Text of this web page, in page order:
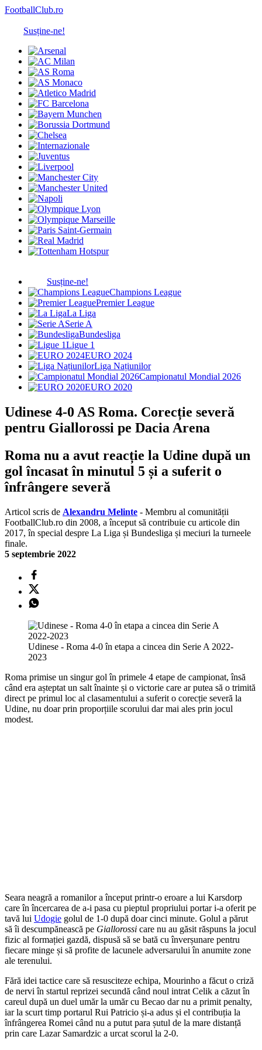
FootballClub.ro
Susține-ne!
Susține-ne!
Champions League
Premier League
La Liga
Serie A
Bundesliga
Ligue 1
EURO 2024
Liga Națiunilor
Campionatul Mondial 2026
EURO 2020
Udinese 4-0 AS Roma. Corecție severă
pentru Giallorossi pe Dacia Arena
Roma nu a avut reacție la Udine după un
gol încasat în minutul 5 și a suferit o
înfrângere severă
Articol scris de Alexandru Melinte - Membru al comunității
FootballClub.ro din 2008, a început să contribuie cu articole din
2017, în special despre La Liga și Bundesliga și meciuri la turneele
finale.
5 septembrie 2022
Udinese - Roma 4-0 în etapa a cincea din Serie A 2022-
2023
Roma primise un singur gol în primele 4 etape de campionat, însă
când era așteptat un salt înainte și o victorie care ar putea să o trimită
direct pe primul loc al clasamentului a suferit o corecție severă la
Udine, nu doar prin proporțiile scorului dar mai ales prin jocul
modest.
Seara neagră a romanilor a început printr-o eroare a lui Karsdorp
care în încercarea de a-i pasa cu pieptul propriului portar i-a oferit pe
tavă lui Udogie golul de 1-0 după doar cinci minute. Golul a părut
să îi descumpănească pe Giallorossi care nu au găsit răspuns la jocul
fizic al formației gazdă, dispusă să se bată cu înverșunare pentru
fiecare minge și să profite de lacunele adversarului în anumite zone
ale terenului.
Fără idei tactice care să resusciteze echipa, Mourinho a făcut o criză
de nervi în startul reprizei secundă când noul intrat Celik a căzut în
careul după un duel umăr la umăr cu Becao dar nu a primit penalty,
iar la scurt timp portarul Rui Patricio și-a adus și el contribuția la
înfrângerea Romei când nu a putut para șutul de la mare distanță
prin care Lazar Samardzic a urcat scorul la 2-0.